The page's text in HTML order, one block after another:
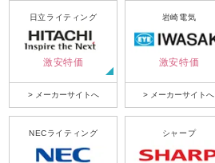
日立ライティング
激安特価
> メーカーサイトへ
岩崎電気
激安特価
> メーカーサイトへ
NECライティング シャープ